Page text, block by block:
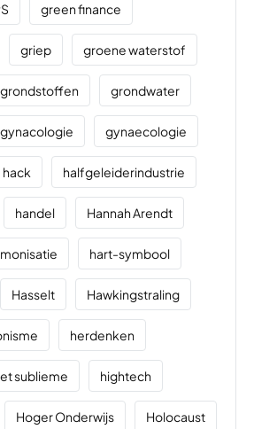
green finance
griep groene waterstof
grondstoffen grondwater
gynacologie gynaecologie
hack halfgeleiderindustrie
handel Hannah Arendt
hart-symbool
Hasselt Hawkingstraling
herdenken
sublieme hightech
Hoger Onderwijs Holocaust